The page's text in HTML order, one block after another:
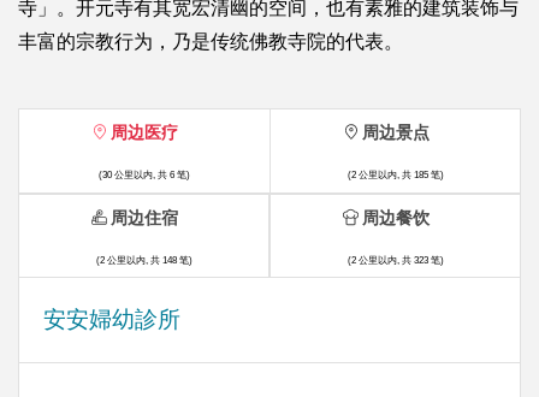
寺」。开元寺有其宽宏清幽的空间，也有素雅的建筑装饰与
丰富的宗教行为，乃是传统佛教寺院的代表。
周边医疗
(30 公里以内, 共 6 笔)
安安婦幼診所
周边景点
(2 公里以内, 共 185 笔)
周边住宿
(2 公里以内, 共 148 笔)
周边餐饮
(2 公里以内, 共 323 笔)